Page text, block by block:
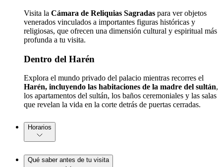
Visita la Cámara de Reliquias Sagradas para ver objetos
venerados vinculados a importantes figuras históricas y
religiosas, que ofrecen una dimensión cultural y espiritual más
profunda a tu visita.
Dentro del Harén
Explora el mundo privado del palacio mientras recorres el
Harén, incluyendo las habitaciones de la madre del sultán,
los apartamentos del sultán, los baños ceremoniales y las salas
que revelan la vida en la corte detrás de puertas cerradas.
Horarios
Qué saber antes de tu visita